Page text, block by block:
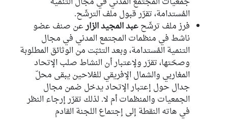
المُستدامة، تقرّر قبول ملف الترشّح.
فرز ملف ترشّحعبد المجيد الزارعن صنف عضو
ناشط في منظمات المجتمع المدني في مجال
التنمية المُستدامة، وبعد التثبّت من الوثائق المطلوبة
وصحّتها، تقرّر ولإعتبار أن النشاط صلب الإتحاد
المغاربي والشمال الإفريقي للفلاحين يبقى محلّ
جدال حول إعتبار الإتحاد يدخل ضمن مجال
الجمعيات والمنظمات أم لا. لذلك تقرّر إرجاء النظر
في هاته النقطة إلى إجتماع اللجنة القادم